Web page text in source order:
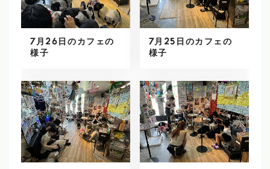
7月26日のカフェの
様子
7月25日のカフェの
様子